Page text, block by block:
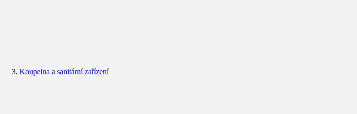
Koupelna a sanitární zařízení